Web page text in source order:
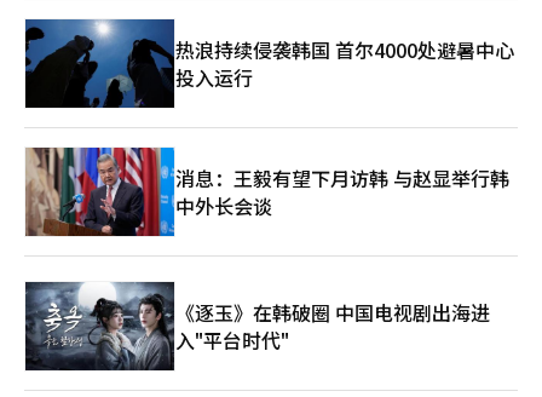
热浪持续侵袭韩国 首尔4000处避暑中心
投入运行
消息：王毅有望下月访韩 与赵显举行韩
中外长会谈
《逐玉》在韩破圈 中国电视剧出海进
入"平台时代"